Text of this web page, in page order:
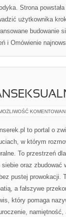
Strona
użytkownika
budowanie
i Omówienie
to portal o
w którym
To przestrzeń
siebie oraz
pustej prowokacji.
a fałszywe
który pomaga